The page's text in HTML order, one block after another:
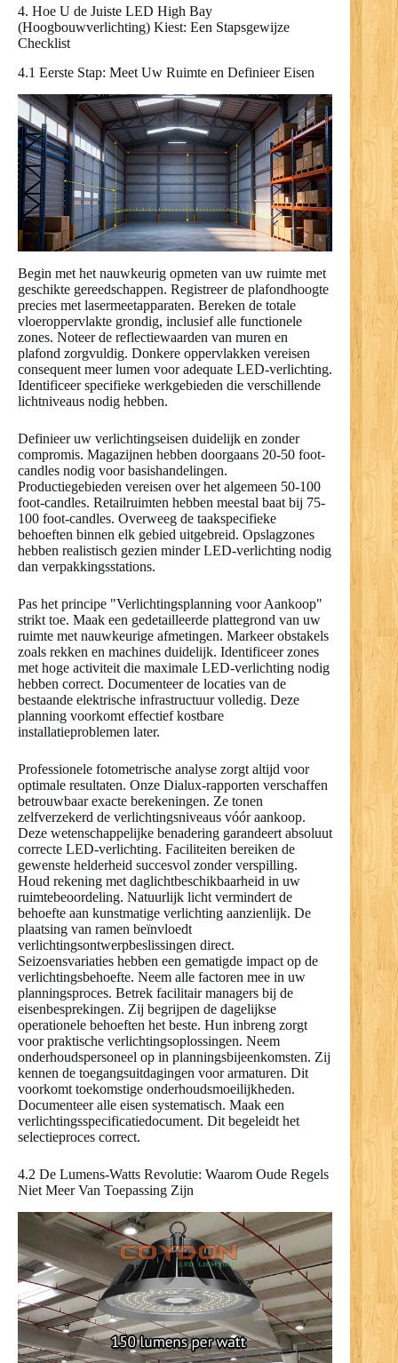
4. Hoe U de Juiste LED High Bay
(Hoogbouwverlichting) Kiest: Een Stapsgewijze
Checklist
4.1 Eerste Stap: Meet Uw Ruimte en Definieer Eisen
Begin met het nauwkeurig opmeten van uw ruimte met
geschikte gereedschappen. Registreer de plafondhoogte
precies met lasermeetapparaten. Bereken de totale
vloeroppervlakte grondig, inclusief alle functionele
zones. Noteer de reflectiewaarden van muren en
plafond zorgvuldig. Donkere oppervlakken vereisen
consequent meer lumen voor adequate LED-verlichting.
Identificeer specifieke werkgebieden die verschillende
lichtniveaus nodig hebben.
Definieer uw verlichtingseisen duidelijk en zonder
compromis. Magazijnen hebben doorgaans 20-50 foot-
candles nodig voor basishandelingen.
Productiegebieden vereisen over het algemeen 50-100
foot-candles. Retailruimten hebben meestal baat bij 75-
100 foot-candles. Overweeg de taakspecifieke
behoeften binnen elk gebied uitgebreid. Opslagzones
hebben realistisch gezien minder LED-verlichting nodig
dan verpakkingsstations.
Pas het principe "Verlichtingsplanning voor Aankoop"
strikt toe. Maak een gedetailleerde plattegrond van uw
ruimte met nauwkeurige afmetingen. Markeer obstakels
zoals rekken en machines duidelijk. Identificeer zones
met hoge activiteit die maximale LED-verlichting nodig
hebben correct. Documenteer de locaties van de
bestaande elektrische infrastructuur volledig. Deze
planning voorkomt effectief kostbare
installatieproblemen later.
Professionele fotometrische analyse zorgt altijd voor
optimale resultaten. Onze Dialux-rapporten verschaffen
betrouwbaar exacte berekeningen. Ze tonen
zelfverzekerd de verlichtingsniveaus vóór aankoop.
Deze wetenschappelijke benadering garandeert absoluut
correcte LED-verlichting. Faciliteiten bereiken de
gewenste helderheid succesvol zonder verspilling.
Houd rekening met daglichtbeschikbaarheid in uw
ruimtebeoordeling. Natuurlijk licht vermindert de
behoefte aan kunstmatige verlichting aanzienlijk. De
plaatsing van ramen beïnvloedt
verlichtingsontwerpbeslissingen direct.
Seizoensvariaties hebben een gematigde impact op de
verlichtingsbehoefte. Neem alle factoren mee in uw
planningsproces. Betrek facilitair managers bij de
eisenbesprekingen. Zij begrijpen de dagelijkse
operationele behoeften het beste. Hun inbreng zorgt
voor praktische verlichtingsoplossingen. Neem
onderhoudspersoneel op in planningsbijeenkomsten. Zij
kennen de toegangsuitdagingen voor armaturen. Dit
voorkomt toekomstige onderhoudsmoeilijkheden.
Documenteer alle eisen systematisch. Maak een
verlichtingsspecificatiedocument. Dit begeleidt het
selectieproces correct.
4.2 De Lumens-Watts Revolutie: Waarom Oude Regels
Niet Meer Van Toepassing Zijn